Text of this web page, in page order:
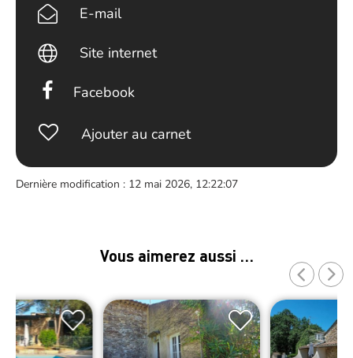
E-mail
Site internet
Facebook
Ajouter au carnet
Dernière modification : 12 mai 2026, 12:22:07
Vous aimerez aussi …